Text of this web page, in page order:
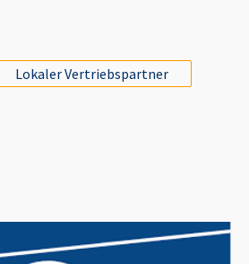
Lokaler Vertriebspartner